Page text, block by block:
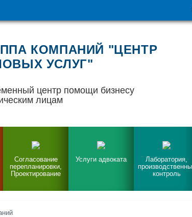
КОМПАНИЙ "ЦЕНТР
УСЛУГ"
центр помощи бизнесу
лицам
Согласование
перепланировки,
Проектирование
Услуги адвоката
Лаборатория,
контроль